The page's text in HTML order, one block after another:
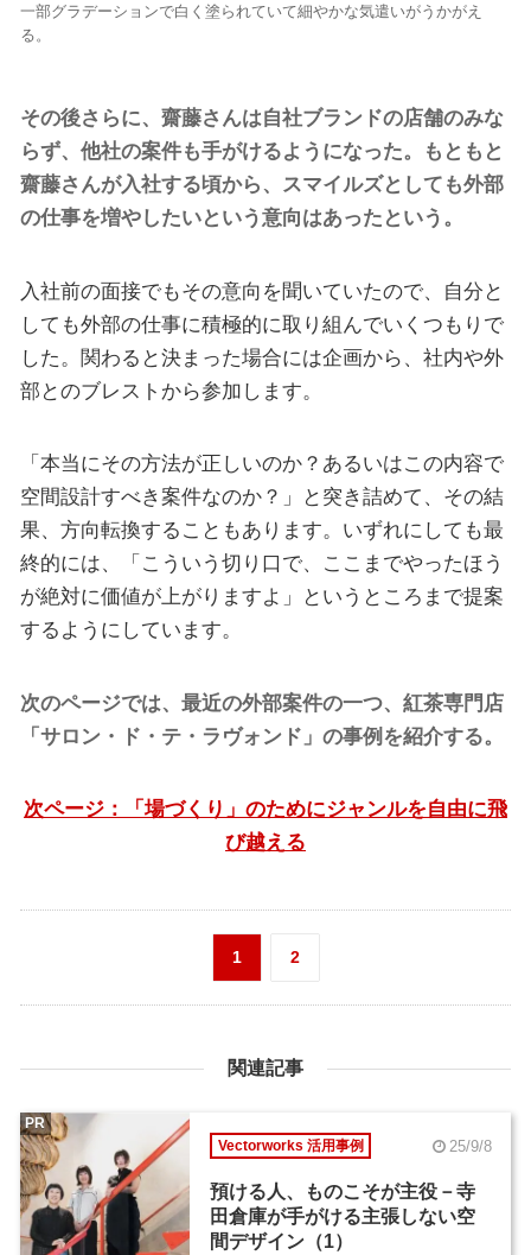
一部グラデーションで白く塗られていて細やかな気遣いがうかがえ
る。
その後さらに、齋藤さんは自社ブランドの店舗のみな
らず、他社の案件も手がけるようになった。もともと
齋藤さんが入社する頃から、スマイルズとしても外部
の仕事を増やしたいという意向はあったという。
入社前の面接でもその意向を聞いていたので、自分と
しても外部の仕事に積極的に取り組んでいくつもりで
した。関わると決まった場合には企画から、社内や外
部とのブレストから参加します。
「本当にその方法が正しいのか？あるいはこの内容で
空間設計すべき案件なのか？」と突き詰めて、その結
果、方向転換することもあります。いずれにしても最
終的には、「こういう切り口で、ここまでやったほう
が絶対に価値が上がりますよ」というところまで提案
するようにしています。
次のページでは、最近の外部案件の一つ、紅茶専門店
「サロン・ド・テ・ラヴォンド」の事例を紹介する。
次ページ：「場づくり」のためにジャンルを自由に飛
び越える
1 2
関連記事
Vectorworks 活用事例 25/9/8
預ける人、ものこそが主役－寺
田倉庫が手がける主張しない空
間デザイン（1）
PR